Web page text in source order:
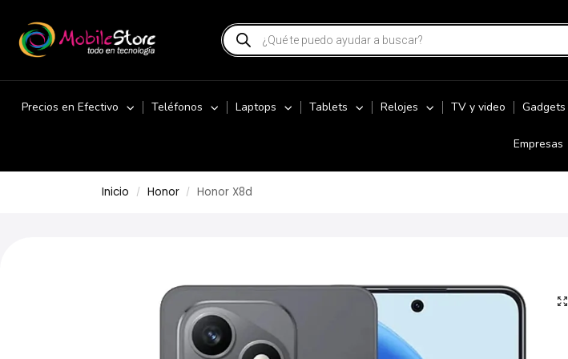
Precios en Efectivo Teléfonos Laptops Tablets Relojes TV y video Gadgets
Empresas
Inicio / Honor / Honor X8d